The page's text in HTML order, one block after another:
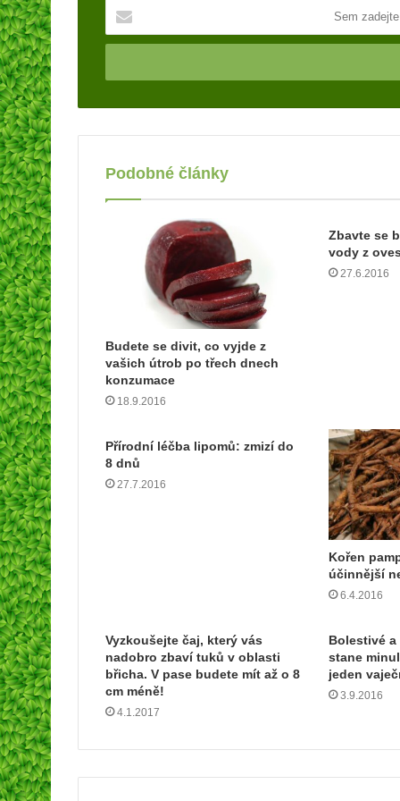
m
a
j
e
v
l
o
v
o
a
d
r
Podobné články
Budete se divit, co vyjde z
vašich útrob po třech dnech
konzumace
18.9.2016
Zbavte se
vody z
27.6.2016
Přírodní léčba lipomů: zmizí do
8 dnů
27.7.2016
Kořen
účinnější
6.4.2016
Vyzkoušejte čaj, který vás
nadobro zbaví tuků v oblasti
břicha. V pase budete mít až o 8
cm méně!
4.1.2017
Bolestivé
stane
jeden
3.9.2016